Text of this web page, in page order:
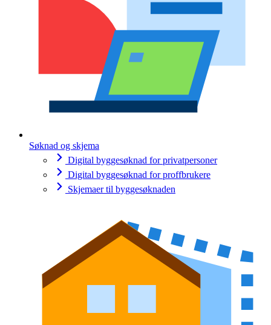
Søknad og skjema
Digital byggesøknad for privatpersoner
Digital byggesøknad for proffbrukere
Skjemaer til byggesøknaden